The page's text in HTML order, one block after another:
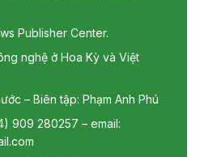
Publisher Center.
nghệ ở Hoa Kỳ và Việt
– Biên tập: Phạm Anh Phú
909 280257 – email: